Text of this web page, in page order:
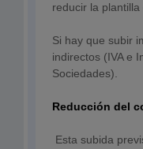
reducir la
Si hay que subir
indirectos (IVA e
Sociedades).
Reducción del
Esta subida